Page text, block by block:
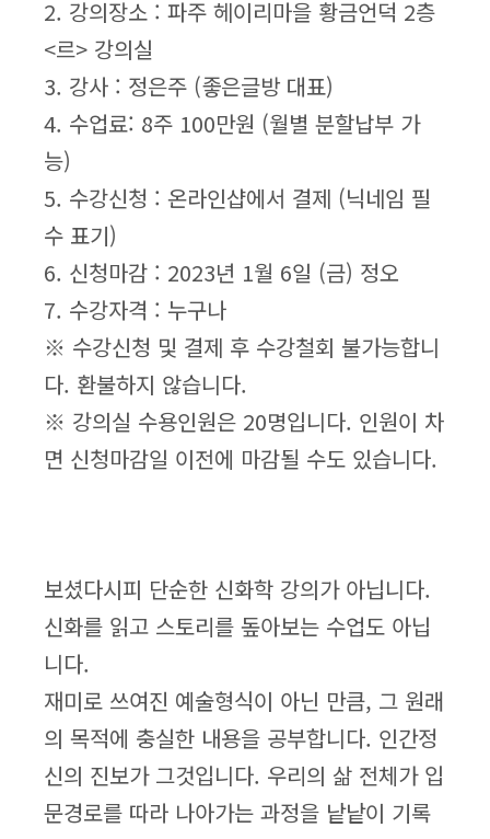
2. 강의장소 : 파주 헤이리마을 황금언덕 2층
<르> 강의실
3. 강사 : 정은주 (좋은글방 대표)
4. 수업료: 8주 100만원 (월별 분할납부 가
능)
5. 수강신청 : 온라인샵에서 결제 (닉네임 필
수 표기)
6. 신청마감 : 2023년 1월 6일 (금) 정오
7. 수강자격 : 누구나
※ 수강신청 및 결제 후 수강철회 불가능합니
다. 환불하지 않습니다.
※ 강의실 수용인원은 20명입니다. 인원이 차
면 신청마감일 이전에 마감될 수도 있습니다.
보셨다시피 단순한 신화학 강의가 아닙니다.
신화를 읽고 스토리를 돞아보는 수업도 아닙
니다.
재미로 쓰여진 예술형식이 아닌 만큼, 그 원래
의 목적에 충실한 내용을 공부합니다. 인간정
신의 진보가 그것입니다. 우리의 삶 전체가 입
문경로를 따라 나아가는 과정을 낱낱이 기록